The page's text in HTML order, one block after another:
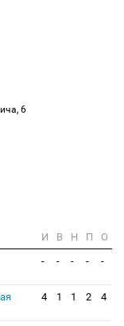
6
И В Н П
О
- - - - -
4 1 1 2 4